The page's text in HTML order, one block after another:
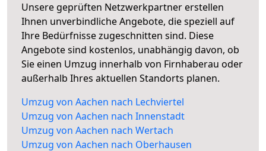
Unsere geprüften Netzwerkpartner erstellen
Ihnen unverbindliche Angebote, die speziell auf
Ihre Bedürfnisse zugeschnitten sind. Diese
Angebote sind kostenlos, unabhängig davon, ob
Sie einen Umzug innerhalb von Firnhaberau oder
außerhalb Ihres aktuellen Standorts planen.
Umzug von Aachen nach Lechviertel
Umzug von Aachen nach Innenstadt
Umzug von Aachen nach Wertach
Umzug von Aachen nach Oberhausen